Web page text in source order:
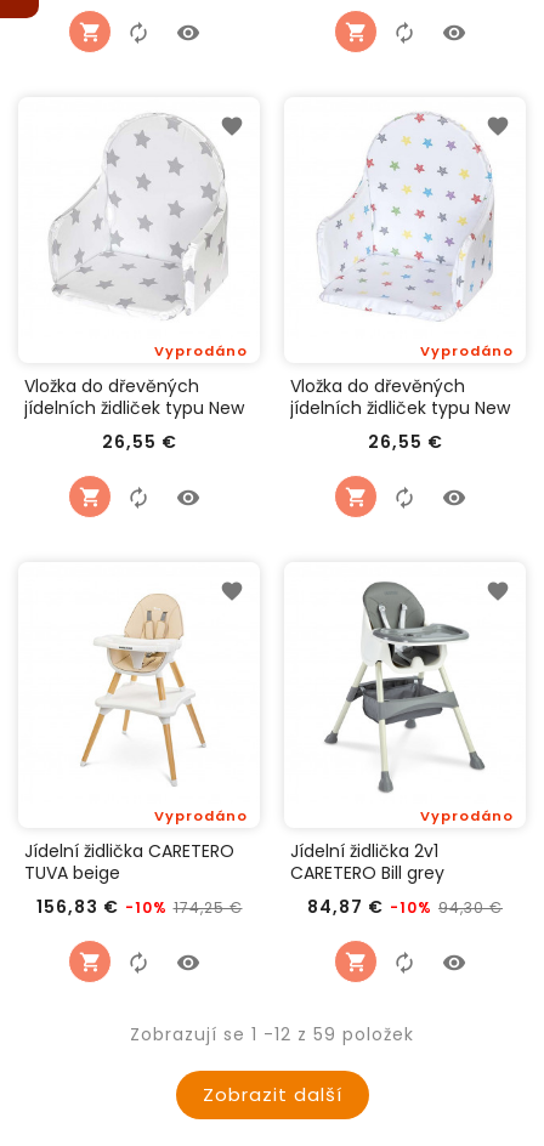
Vložka do dřevěných
jídelních židliček typu New
Baby Victory bílá hvězdičky
26,55 €
Vyprodáno
Cena
Vložka do dřevěných
jídelních židliček typu New
Baby Victory bílá hvězdy
různobarevné26,55 €
Vyprodáno
Cena
Jídelní židlička CARETERO
TUVA beige
156,83 € Běžná
-10% 174,25 €
Vyprodáno
Cena
Jídelní židlička 2v1
CARETERO Bill grey
84,87 € Běžná
-10% 94,30 €
Vyprodáno
Zobrazují se 1 -12 z 59 položek
Zobrazit další